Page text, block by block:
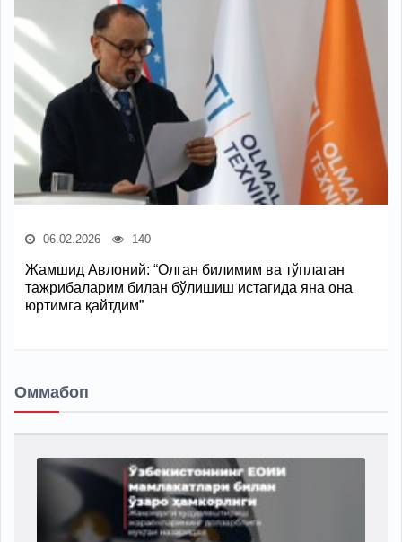
06.02.2026 140
Жамшид Авлоний: “Олган билимим ва тўплаган
тажрибаларим билан бўлишиш истагида яна она
юртимга қайтдим”
Оммабоп